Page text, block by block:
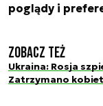
poglądy i
Zobacz też
Ukraina: Rosja
Zatrzymano